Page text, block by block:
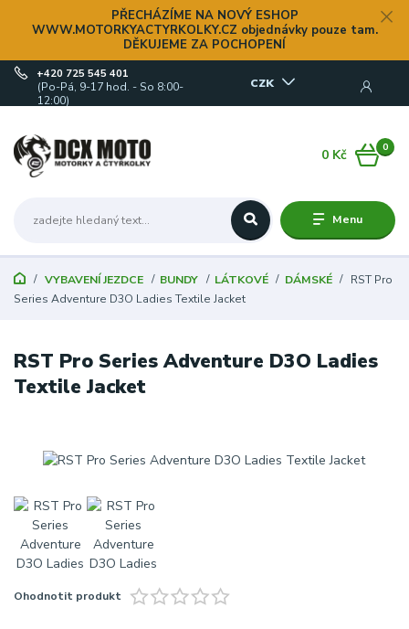
PŘECHÁZÍME NA NOVÝ ESHOP
WWW.MOTORKYACTYRKOLKY.CZ objednávky pouze tam.
DĚKUJEME ZA POCHOPENÍ
Menu
CZK
+420 725 545 401
(Po-Pá, 9-17 hod. - So 8:00-
12:00)
0
0 Kč
VYBAVENÍ JEZDCE BUNDY LÁTKOVÉ DÁMSKÉ
RST Pro
Series Adventure D3O Ladies Textile Jacket
RST Pro Series Adventure D3O Ladies
Textile Jacket
Ohodnotit produkt